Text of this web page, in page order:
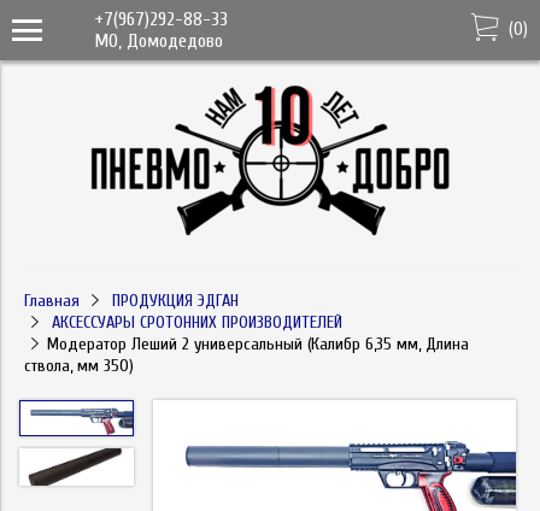
+7(967)292-88-33
МО, Домодедово
(0)
Главная
ПРОДУКЦИЯ ЭДГАН
АКСЕССУАРЫ СРОТОННИХ ПРОИЗВОДИТЕЛЕЙ
Модератор Леший 2 универсальный (Калибр 6,35 мм, Длина
ствола, мм 350)